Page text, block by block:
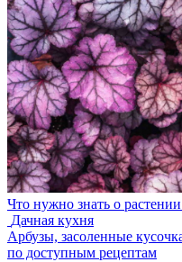
Что нужно знать о растении
Дачная кухня
Арбузы, засоленные
по доступным рецептам